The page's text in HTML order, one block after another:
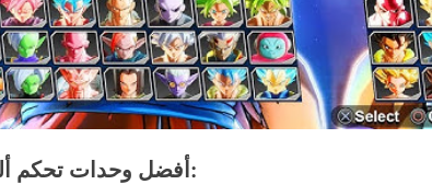
أفضل وحدات تحكم ألعاب الفيديو: